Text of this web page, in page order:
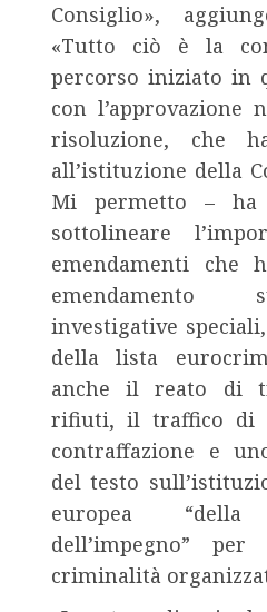
Consiglio»,
«Tutto ciò è la
percorso iniziato in
con l’approvazione
risoluzione, che
all’istituzione della
Mi permetto –
sottolineare
emendamenti che
emendamento
investigative
della lista
anche il reato di
rifiuti, il traffico di
contraffazione e
del testo
europea
dell’impegno”
criminalità